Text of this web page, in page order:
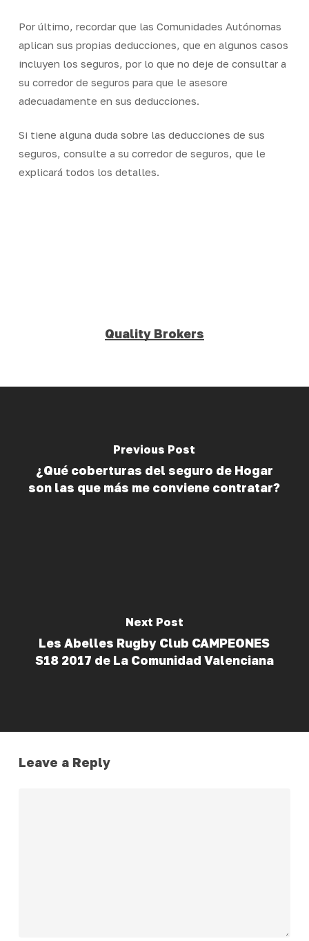
Por último, recordar que las Comunidades Autónomas
aplican sus propias deducciones, que en algunos casos
incluyen los seguros, por lo que no deje de consultar a
su corredor de seguros para que le asesore
adecuadamente en sus deducciones.
Si tiene alguna duda sobre las deducciones de sus
seguros, consulte a su corredor de seguros, que le
explicará todos los detalles.
Quality Brokers
Previous Post
¿Qué coberturas del seguro de Hogar
son las que más me conviene contratar?
Next Post
Les Abelles Rugby Club CAMPEONES
S18 2017 de La Comunidad Valenciana
Leave a Reply